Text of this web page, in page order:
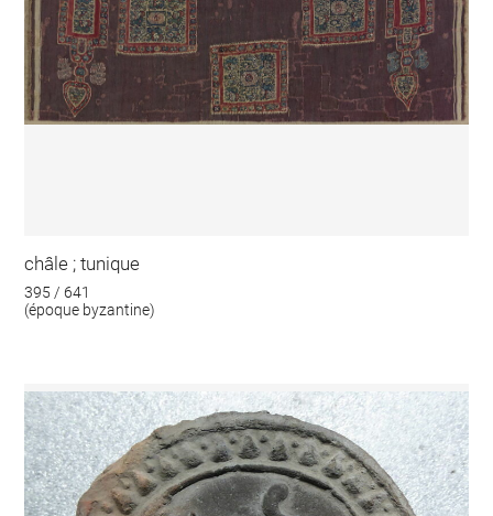
châle ; tunique
395 / 641
(époque byzantine)